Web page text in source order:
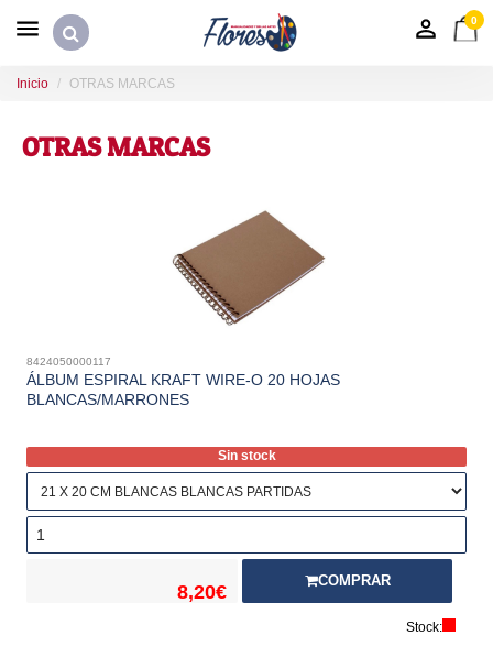
0
Inicio OTRAS MARCAS
OTRAS MARCAS
8424050000117
ÁLBUM ESPIRAL KRAFT WIRE-O 20 HOJAS
BLANCAS/MARRONES
Sin stock
8,20€
COMPRAR
Stock: